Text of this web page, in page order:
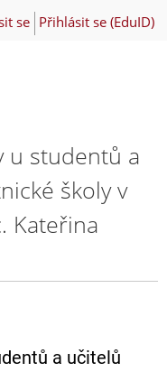
se Přihlásit se (EduID)
u studentů a
školy v
Kateřina
a učitelů